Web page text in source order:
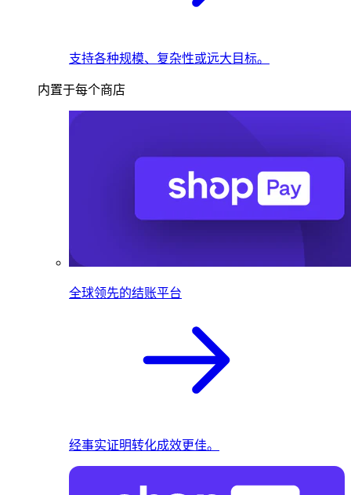
支持各种规模、复杂性或远大目标。
内置于每个商店
全球领先的结账平台
经事实证明转化成效更佳。